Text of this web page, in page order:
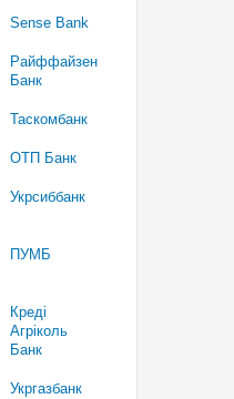
Sense Bank
Райффайзен
Банк
Таскомбанк
ОТП Банк
Укрсиббанк
ПУМБ
Креді
Агріколь
Банк
Укргазбанк